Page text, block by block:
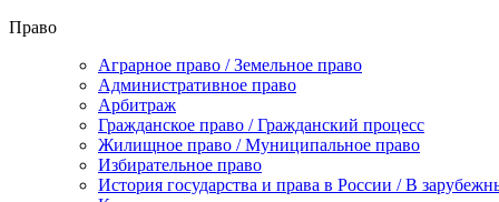
Право
Аграрное право / Земельное право
Административное право
Арбитраж
Гражданское право / Гражданский процесс
Жилищное право / Муниципальное право
Избирательное право
История государства и права в России / В